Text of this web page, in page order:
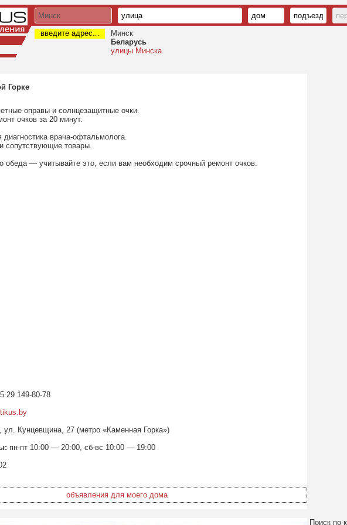
введите адрес...
Минск
Беларусь
улицы Минска
Горке
оправы и солнцезащитные очки.
очков за 20 минут.
врача-офтальмолога.
сопутствующие товары.
обеда — учитывайте это, если вам необходим срочный ремонт очков.
29 149-80-78
ул. Кунцевщина, 27 (метро «Каменная Горка»)
пн-пт 10:00 — 20:00, сб-вс 10:00 — 19:00
объявления для моего дома
Поиск по